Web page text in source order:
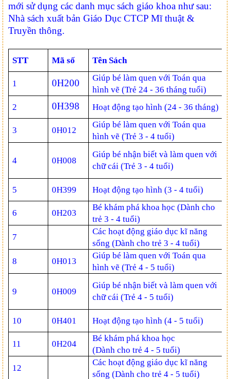
mới sử dụng các danh mục sách giáo khoa như sau:
Nhà sách xuất bản Giáo Dục CTCP Mĩ thuật &
Truyền thông.
STT Mã số Tên Sách
1 0H200
Giúp bé làm quen với Toán qua
hình vẽ (Trẻ 24 - 36 tháng tuổi)
2
0H398 Hoạt động tạo hình (24 - 36 tháng)
3 0H012
Giúp bé làm quen với Toán qua
hình vẽ (Trẻ 3 - 4 tuổi)
4 0H008
Giúp bé nhận biết và làm quen với
chữ cái (Trẻ 3 - 4 tuổi)
5 0H399 Hoạt động tạo hình (3 - 4 tuổi)
6 0H203
Bé khám phá khoa học (Dành cho
trẻ 3 - 4 tuổi)
7
Các hoạt động giáo dục kĩ năng
sống (Dành cho trẻ 3 - 4 tuổi)
8
0H013
Giúp bé làm quen với Toán qua
hình vẽ (Trẻ 4 - 5 tuổi)
9 0H009
Giúp bé nhận biết và làm quen với
chữ cái (Trẻ 4 - 5 tuổi)
10 0H401 Hoạt động tạo hình (4 - 5 tuổi)
11 0H204
Bé khám phá khoa học
(Dành cho trẻ 4 - 5 tuổi)
12
Các hoạt động giáo dục kĩ năng
sống (Dành cho trẻ 4 - 5 tuổi)